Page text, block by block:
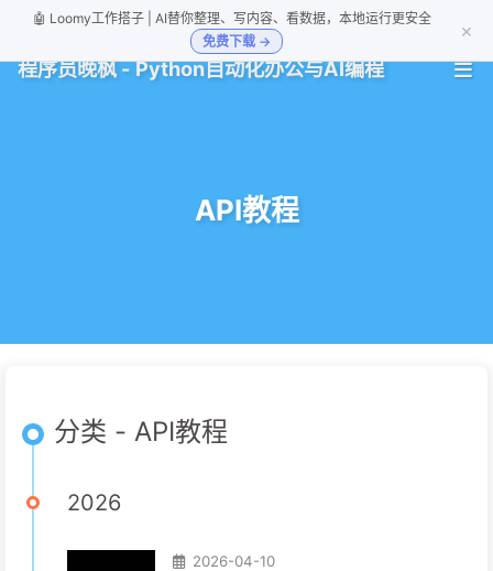
🤖 Loomy工作搭子 | AI替你整理、写内容、看数据，本地运行更安全
免费下载 →
×
程序员晚枫 - Python自动化办公与AI编程
API教程
分类 - API教程
2026
2026-04-10